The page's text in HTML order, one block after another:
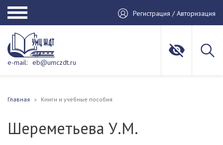
Регистрация / Авторизация
e-mail: eb@umczdt.ru
Главная Книги и учебные пособия
Шереметьева У.М.